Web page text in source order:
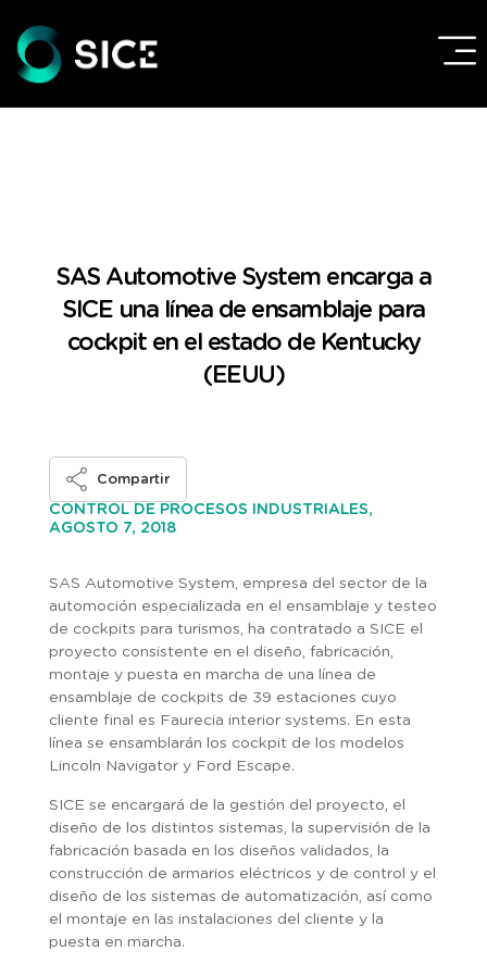
SAS Automotive System encarga a
SICE una línea de ensamblaje para
cockpit en el estado de Kentucky
(EEUU)
CONTROL DE PROCESOS INDUSTRIALES,
AGOSTO 7, 2018
Compartir
SAS Automotive System, empresa del sector de la
automoción especializada en el ensamblaje y testeo
de cockpits para turismos, ha contratado a SICE el
proyecto consistente en el diseño, fabricación,
montaje y puesta en marcha de una línea de
ensamblaje de cockpits de 39 estaciones cuyo
cliente final es Faurecia interior systems. En esta
línea se ensamblarán los cockpit de los modelos
Lincoln Navigator y Ford Escape.
SICE se encargará de la gestión del proyecto, el
diseño de los distintos sistemas, la supervisión de la
fabricación basada en los diseños validados, la
construcción de armarios eléctricos y de control y el
diseño de los sistemas de automatización, así como
el montaje en las instalaciones del cliente y la
puesta en marcha.